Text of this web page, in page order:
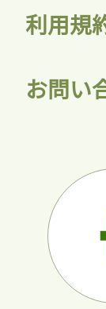
利用規
お問い